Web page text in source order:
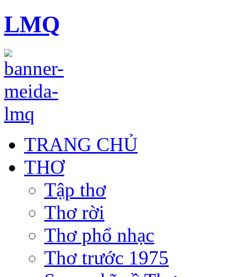
LMQ
TRANG CHỦ
THƠ
Tập thơ
Thơ rời
Thơ phổ nhạc
Thơ trước 1975